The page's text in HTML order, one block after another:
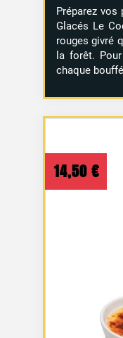
Préparez
Glacés Le
rouges givré
la forêt.
chaque
14,50€